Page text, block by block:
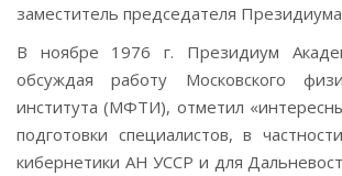
заместитель председателя
В ноябре 1976 г. Президиум
обсуждая работу Московского
института (МФТИ), отметил
подготовки специалистов, в
кибернетики АН УССР и для